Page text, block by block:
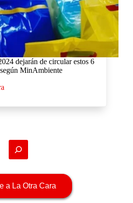
dejarán de circular estos 6
MinAmbiente
a La Otra Cara